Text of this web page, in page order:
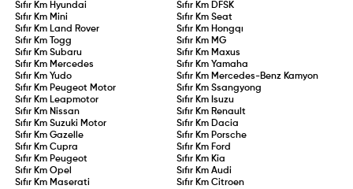
Sıfır Km Hyundai Sıfır Km DFSK
Sıfır Km Mini Sıfır Km Seat
Sıfır Km Land Rover Sıfır Km Hongqı
Sıfır Km
Togg Sıfır Km MG
Sıfır KmSubaru Sıfır Km Maxus
Sıfır Km Mercedes Sıfır Km Yamaha
Sıfır KmYudo Sıfır Km Mercedes-Benz Kamyon
Sıfır Km Peugeot Motor Sıfır Km Ssangyong
Sıfır Km Leapmotor Sıfır Km Isuzu
Sıfır Km Nissan Sıfır Km Renault
Sıfır KmSuzuki Motor Sıfır Km Dacia
Sıfır KmGazelle Sıfır Km Porsche
Sıfır KmCupra Sıfır Km Ford
Sıfır Km Peugeot Sıfır Km Kia
Sıfır KmOpel Sıfır Km Audi
Sıfır Km Maserati Sıfır Km Citroen